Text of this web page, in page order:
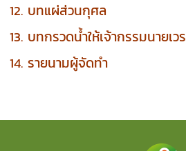
12. บทแผ่ส่วนกุศล
13. บทกรวดน้ำให้เจ้ากรรมนายเวร
14. รายนามผู้จัดทำ